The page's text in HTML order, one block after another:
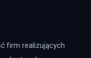
firm realizujących